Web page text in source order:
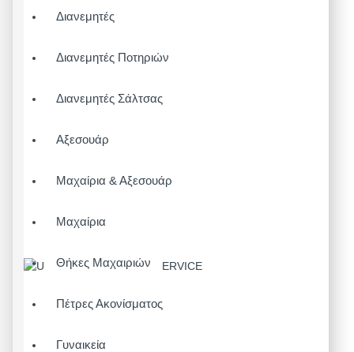
Διανεμητές
Διανεμητές Ποτηριών
Διανεμητές Σάλτσας
Αξεσουάρ
Μαχαίρια & Αξεσουάρ
Μαχαίρια
Θήκες Μαχαιριών
Πέτρες Ακονίσματος
Γυναικεία